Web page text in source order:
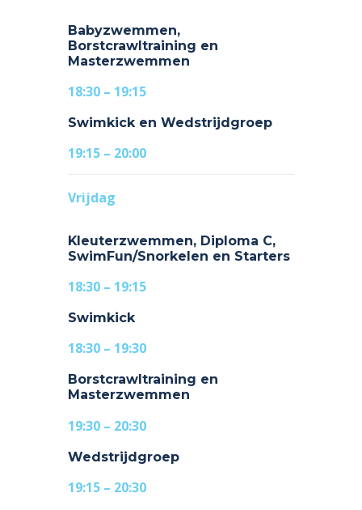
Babyzwemmen,
Borstcrawltraining en
Masterzwemmen
18:30 – 19:15
Swimkick en Wedstrijdgroep
19:15 – 20:00
Vrijdag
Kleuterzwemmen, Diploma C,
SwimFun/Snorkelen en Starters
18:30 – 19:15
Swimkick
18:30 – 19:30
Borstcrawltraining en
Masterzwemmen
19:30 – 20:30
Wedstrijdgroep
19:15 – 20:30